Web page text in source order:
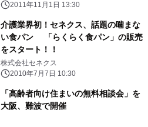
2011年11月1日 13:30
介護業界初！セネクス、話題の噛まな
い食パン 「らくらく食パン」の販売
をスタート！！
株式会社セネクス
2010年7月7日 10:30
「高齢者向け住まいの無料相談会」を
大阪、難波で開催